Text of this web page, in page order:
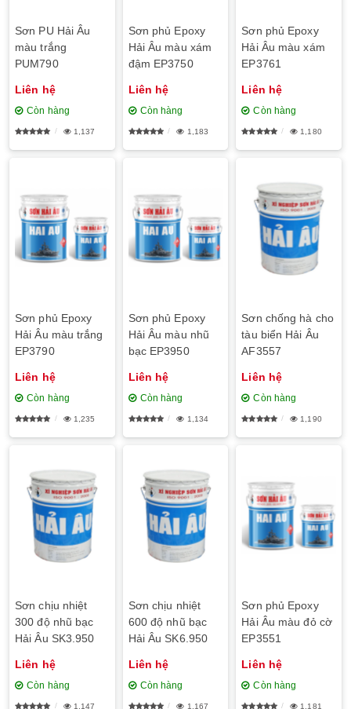
Sơn PU Hải Âu
màu trắng
PUM790
Liên hệ
Còn hàng
1,137
Sơn phủ Epoxy
Hải Âu màu xám
đậm EP3750
Liên hệ
Còn hàng
1,183
Sơn phủ Epoxy
Hải Âu màu xám
EP3761
Liên hệ
Còn hàng
1,180
Sơn phủ Epoxy
Hải Âu màu trắng
EP3790
Liên hệ
Còn hàng
1,235
Sơn phủ Epoxy
Hải Âu màu nhũ
bạc EP3950
Liên hệ
Còn hàng
1,134
Sơn chống hà cho
tàu biển Hải Âu
AF3557
Liên hệ
Còn hàng
1,190
Sơn chịu nhiệt
300 độ nhũ bạc
Hải Âu SK3.950
Liên hệ
Còn hàng
1,147
Sơn chịu nhiệt
600 độ nhũ bạc
Hải Âu SK6.950
Liên hệ
Còn hàng
1,167
Sơn phủ Epoxy
Hải Âu màu đỏ cờ
EP3551
Liên hệ
Còn hàng
1,181